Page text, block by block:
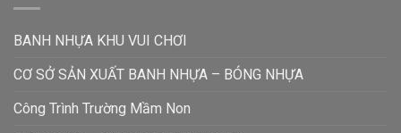
BANH NHỰA KHU VUI CHƠI
CƠ SỞ SẢN XUẤT BANH NHỰA – BÓNG NHỰA
Công Trình Trường Mầm Non